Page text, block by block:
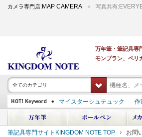
カメラ専門店: MAP CAMERA 写真共有:
万年筆・筆記具専
モンブラン、ペリ
全てのカテゴリ
マイスターシュテュック 作
スーベレーン
PILOT 蒔絵
中屋万年筆
プラチナ 出雲 キングダムノート別
筆記具専門サイトKINGDOM NOTE TOP お問